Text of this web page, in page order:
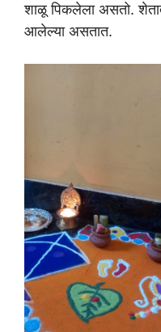
शाळू पिकलेला असतो.
आलेल्या असतात.